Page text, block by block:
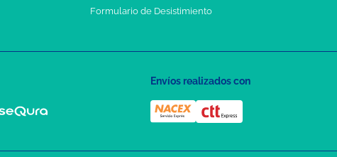
Formulario de Desistimiento
Envíos realizados con